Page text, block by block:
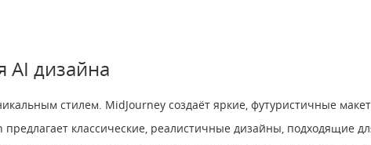
AI дизайна
стилем. MidJourney создаёт яркие, футуристичные
классические, реалистичные дизайны, подходящие